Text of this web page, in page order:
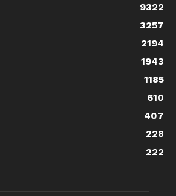
9322
3257
2194
1943
1185
610
407
228
222